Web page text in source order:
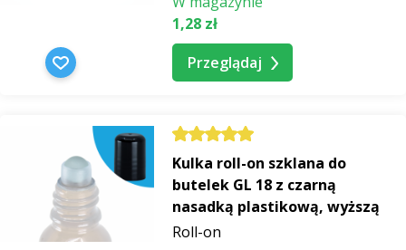
1,28 zł
Przeglądaj
Kulka roll-on szklana do
butelek GL 18 z czarną
nasadką plastikową, wyższą
Roll-on